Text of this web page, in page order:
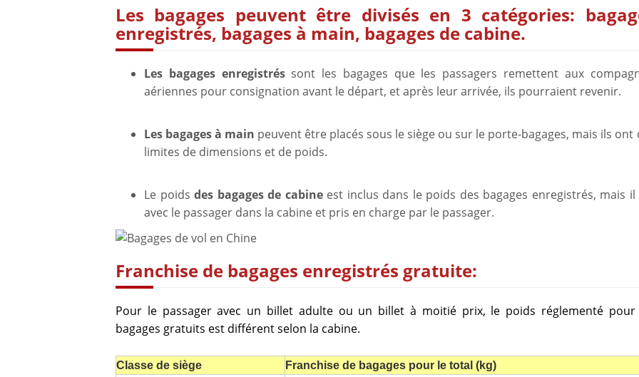
Les bagages peuvent être divisés en 3 catégories:
enregistrés, bagages à main, bagages de cabine.
Les bagages enregistréssont les bagages que les passagers remettent aux
aériennes pour consignation avant le départ, et après leur arrivée, ils pourraient revenir.
Les bagages à main peuvent être placés sous le siège ou sur le porte-bagages, mais ils ont
limites de dimensions et de poids.
Le poidsdes bagages de cabineest inclus dans le poids des bagages enregistrés, mais il
avec le passager dans la cabine et pris en charge par le passager.
Franchise de bagages enregistrés gratuite:
Pour le passager avec un billet adulte ou un billet à moitié prix, le poids réglementé pour
bagages gratuits est différent selon la cabine.
Classe de siège
Franchise de bagages pour le total (kg)